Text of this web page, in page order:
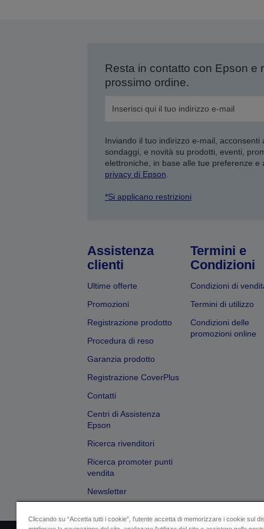
Resta in contatto con Epson
prossimo ordine.
Inviando il tuo indirizzo e-mail,
sondaggi, e novità su prodotti, eventi,
elettroniche, in base alle tue preferenze e
privacy di Epson.
*Si applicano restrizioni
Assistenza
clienti
Ultime offerte
Promozioni
Registrazione prodotto
Procedura di reso
Garanzia prodotto
Registrazione CoverPlus
Contatti
Centri di Assistenza
Epson
Ricerca rivenditori
Ricerca promoter punti
vendita
Newsletter
Termini e
Condizioni
Condizioni di
Termini di utilizzo
Condizioni delle
promozioni online
Cliccando su “Accetta tutti i cookie”, l'utente accetta di memorizzare i cookie sul